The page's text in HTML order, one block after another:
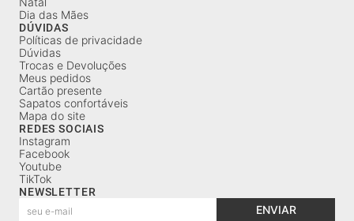
Dia das Mães
DÚVIDAS
Políticas de privacidade
Dúvidas
Trocas e Devoluções
Meus pedidos
Cartão presente
Sapatos confortáveis
Mapa do site
REDES SOCIAIS
Instagram
Facebook
Youtube
TikTok
NEWSLETTER
ENVIAR